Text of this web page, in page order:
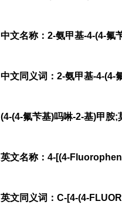
中文名称：2-氨甲基-4-(4-氟
中文同义词：2-氨甲基-4-(4-
(4-(4-氟苄基)吗啉-2-基)甲胺
英文名称：4-[(4-
英文同义词：C-[4-(4-